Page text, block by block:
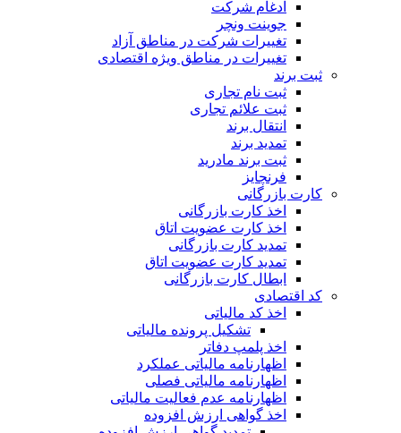
ادغام شرکت
جوینت ونچر
تغییرات شرکت در مناطق آزاد
تغییرات در مناطق ویژه اقتصادی
ثبت برند
ثبت نام تجاری
ثبت علائم تجاری
انتقال برند
تمدید برند
ثبت برند مادرید
فرنچایز
کارت بازرگانی
اخذ کارت بازرگانی
اخذ کارت عضویت اتاق
تمدید کارت بازرگانی
تمدید کارت عضویت اتاق
ابطال کارت بازرگانی
کد اقتصادی
اخذ کد مالیاتی
تشکیل پرونده مالیاتی
اخذ پلمپ دفاتر
اظهارنامه مالیاتی عملکرد
اظهارنامه مالیاتی فصلی
اظهارنامه عدم فعالیت مالیاتی
اخذ گواهی ارزش افزوده